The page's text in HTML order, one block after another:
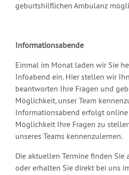
geburtshilflichen Ambulanz
Informationsabende
Einmal im Monat laden wir Sie
Infoabend ein. Hier stellen wir
beantworten Ihre Fragen und
Möglichkeit, unser Team
Informationsabend erfolgt
Möglichkeit Ihre Fragen zu
unseres Teams kennenzulernen.
Die aktuellen Termine finden Sie
oder erhalten Sie direkt bei uns